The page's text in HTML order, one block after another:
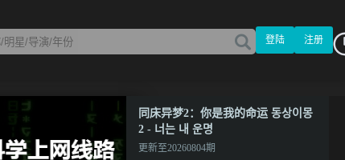
登陆 注册
同床异梦2：你是我的命运 동상이몽
2 - 너는 내 운명
更新至20260804期